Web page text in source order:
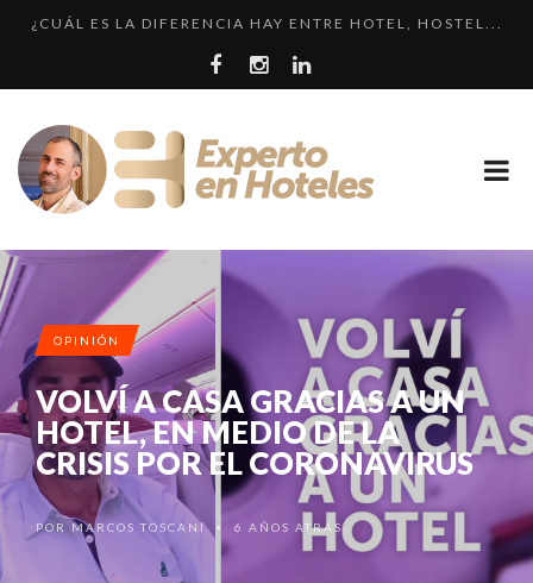
¿CUÁL ES LA DIFERENCIA HAY ENTRE HOTEL, HOSTEL...
CRÍTICA • RENAISSANCE SÃO PAULO: DOS HOTELES E...
EXPERIENCIA • VILLA MAGNA: LUJO Y GASTRONOMÍA ...
LOS 10 HOTELES MÁS CAROS DE PARÍS. LUJO FRANCÉ...
OPINIÓN
VOLVÍ A CASA GRACIAS A UN
HOTEL, EN MEDIO DE LA
CRISIS POR EL CORONAVIRUS
POR MARCOS TOSCANI • 6 AÑOS ATRÁS